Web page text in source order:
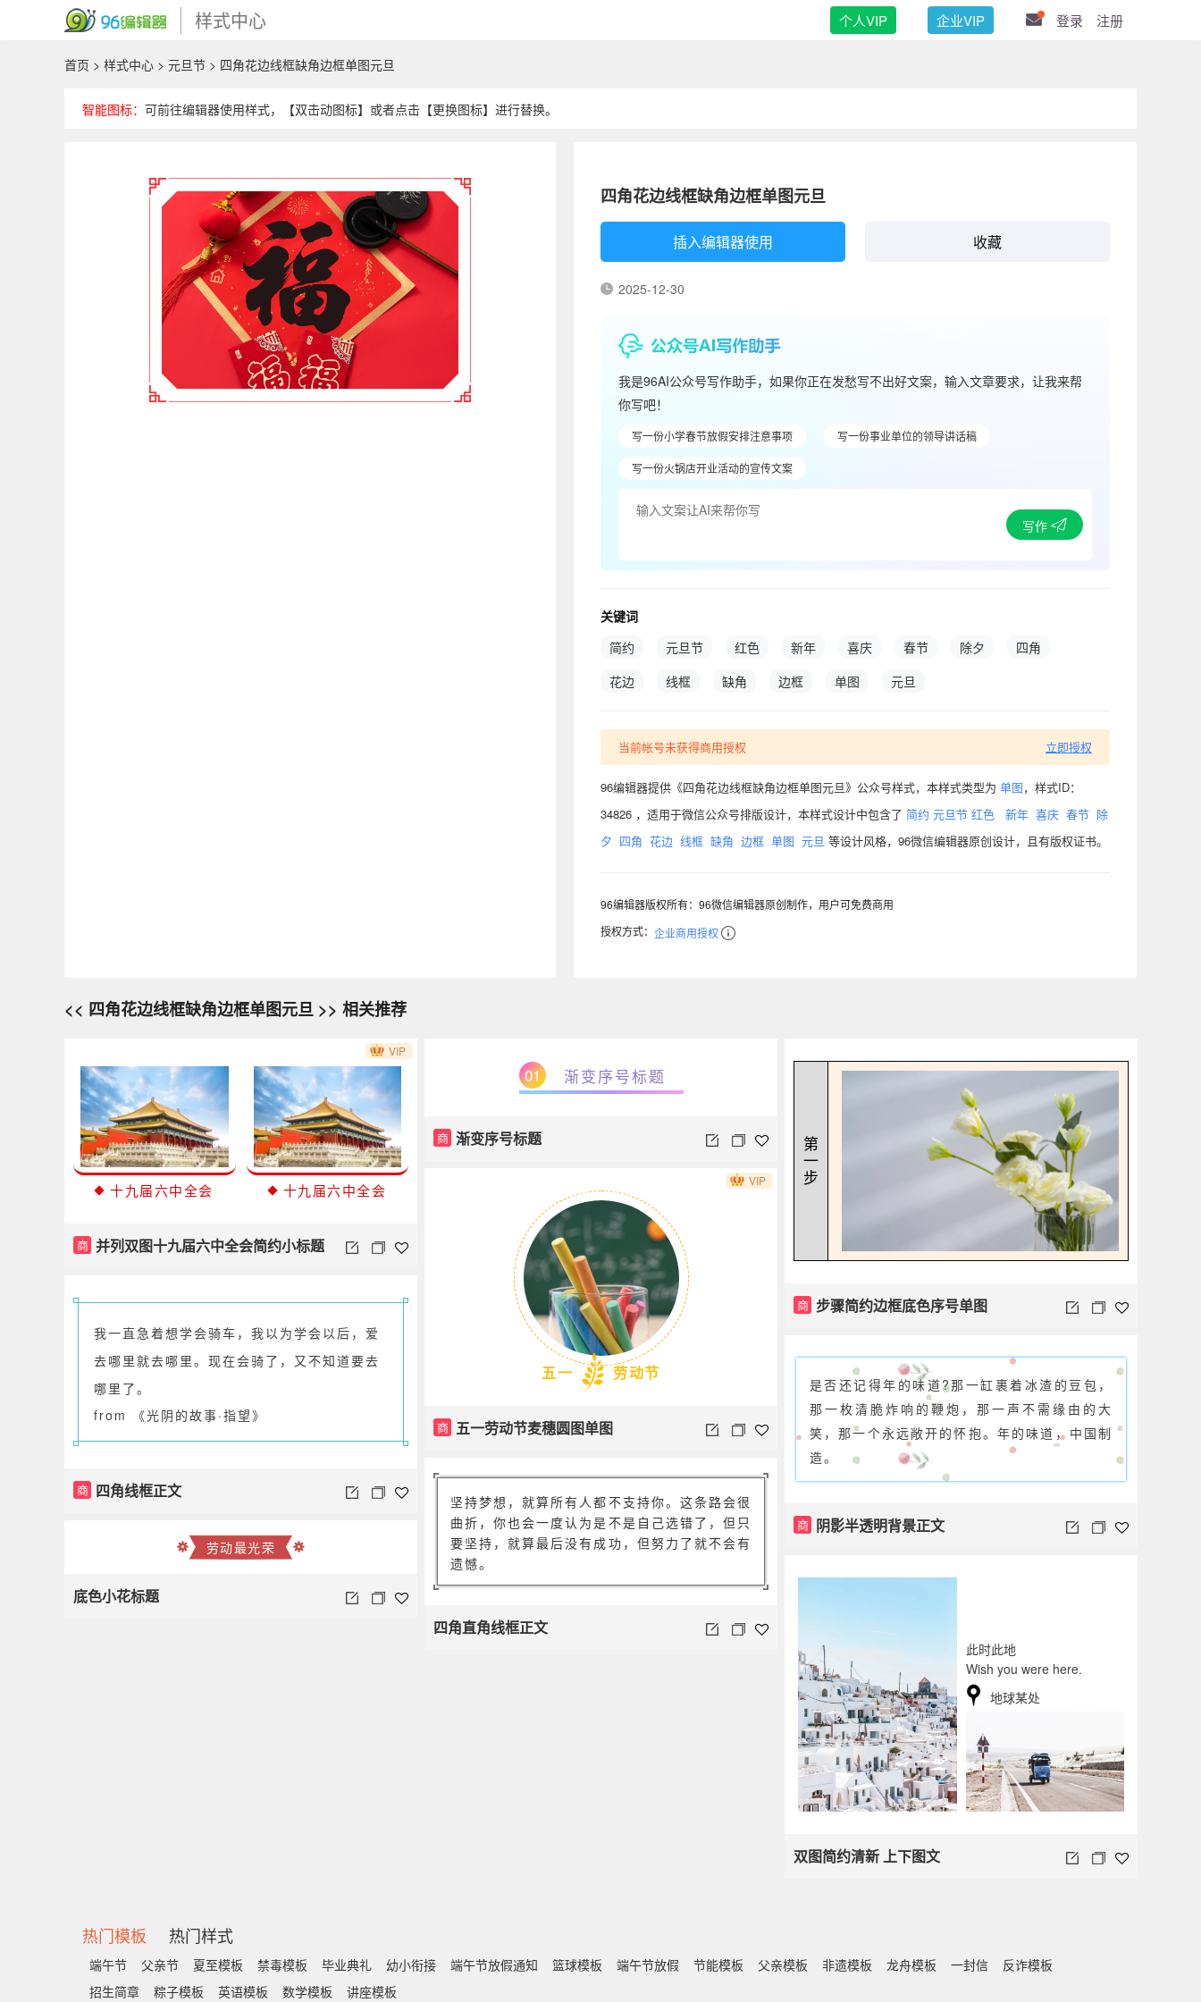
样式中心 个人VIP 企业VIP 登录 注册
首页 > 样式中心 > 元旦节 > 四角花边线框缺角边框单图元旦
智能图标： 可前往编辑器使用样式，【双击动图标】或者点击【更换图标】进行替换。
四角花边线框缺角边框单图元旦
插入编辑器使用 收藏
2025-12-30
我是96AI公众号写作助手，如果你正在发愁写不出好文案，输入文章要求，让我来帮
你写吧！
写一份小学春节放假安排注意事项 写一份事业单位的领导讲话稿
写一份火锅店开业活动的宣传文案
写作
关键词
简约
元旦节 红色 新年 喜庆 春节 除夕
四角
花边
线框 缺角 边框 单图 元旦
当前帐号未获得商用授权 立即授权
96编辑器提供《四角花边线框缺角边框单图元旦》公众号样式，本样式类型为 单图，样式ID：
34826 ，适用于微信公众号排版设计，本样式设计中包含了 简约 元旦节 红色 新年 喜庆 春节 除
夕 四角 花边 线框 缺角 边框 单图 元旦 等设计风格，96微信编辑器原创设计，且有版权证书。
96编辑器版权所有：96微信编辑器原创制作，用户可免费商用
授权方式： 企业商用授权
<< 四角花边线框缺角边框单图元旦 >> 相关推荐
十九届六中全会 十九届六中全会
商 并列双图十九届六中全会简约小标题
VIP
01 渐变序号标题
商 渐变序号标题 第
一
步
商 步骤简约边框底色序号单图
五一 劳动节
商 五一劳动节麦穗圆图单图
VIP
我一直急着想学会骑车，我以为学会以后，爱
去哪里就去哪里。现在会骑了，又不知道要去
哪里了。
from 《光阴的故事·指望》
商 四角线框正文
是否还记得年的味道?那一缸裹着冰渣的豆包，
那一枚清脆炸响的鞭炮，那一声不需缘由的大
笑，那一个永远敞开的怀抱。年的味道，中国制
造。
商 阴影半透明背景正文
坚持梦想，就算所有人都不支持你。这条路会很
曲折，你也会一度认为是不是自己选错了，但只
要坚持，就算最后没有成功，但努力了就不会有
遗憾。
四角直角线框正文
劳动最光荣
底色小花标题
此时此地
Wish you were here.
地球某处
双图简约清新 上下图文
热门模板 热门样式
端午节 父亲节 夏至模板 禁毒模板 毕业典礼 幼小衔接 端午节放假通知 篮球模板 端午节放假 节能模板 父亲模板 非遗模板 龙舟模板 一封信
反诈模板
招生简章
粽子模板 英语模板 数学模板 讲座模板